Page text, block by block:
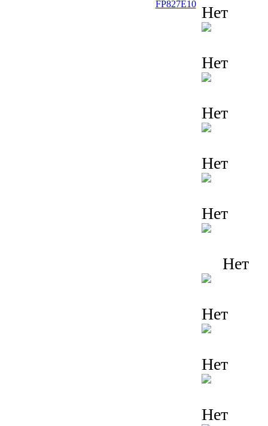
Нет
Нет
Нет
Нет
Нет
Нет
Нет
Нет
Нет